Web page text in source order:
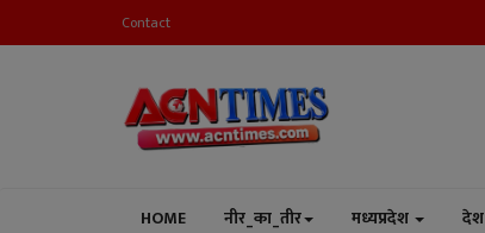
Contact
HOME नीर_का_तीर मध्यप्रदेश देश